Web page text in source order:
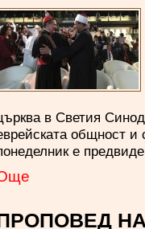
в Светия
общност и
е